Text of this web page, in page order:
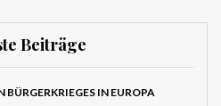
Beiträge
IN EUROPA